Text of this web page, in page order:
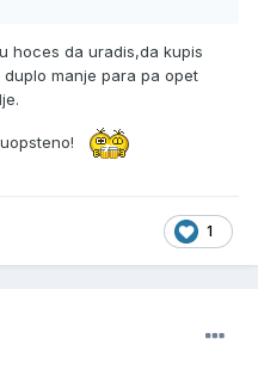
hoces da uradis,da kupis
manje para pa opet
1